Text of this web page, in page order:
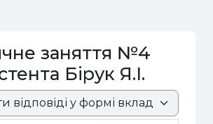
заняття №4
Бірук Я.І.